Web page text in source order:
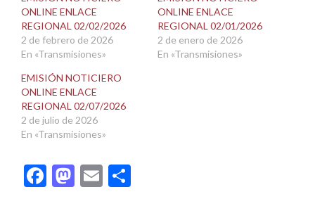
ventana
nueva)
ventana
nueva)
ONLINE ENLACE
REGIONAL 02/02/2026
2 de febrero de 2026
En «Transmisiones»
ONLINE ENLACE
REGIONAL 02/01/2026
2 de enero de 2026
En «Transmisiones»
EMISIÓN NOTICIERO
ONLINE ENLACE
REGIONAL 02/07/2026
2 de julio de 2026
En «Transmisiones»
Facebook
Mastodon
Email